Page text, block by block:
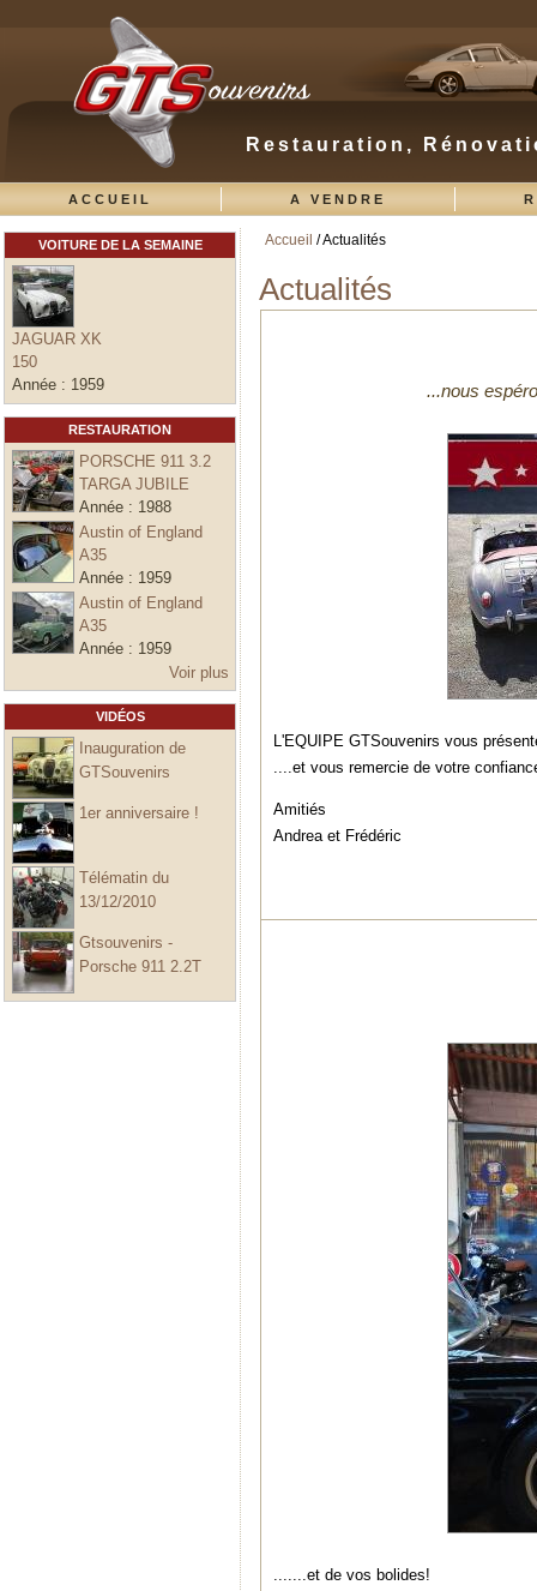
Restauration,
ACCUEIL A VENDRE
VOITURE DE LA SEMAINE
JAGUAR XK
150
Année : 1959
RESTAURATION
PORSCHE 911 3.2
TARGA JUBILE
Année : 1988
Austin of England
A35
Année : 1959
Austin of England
A35
Année : 1959
Voir plus
VIDÉOS
Inauguration de
GTSouvenirs
1er anniversaire !
Télématin du
13/12/2010
Gtsouvenirs -
Porsche 911 2.2T
Vous êtes ici
Accueil / Actualités
Actualités
...nous
L'EQUIPE GTSouvenirs vous
....et vous remercie de votre
Amitiés
Andrea et Frédéric
.......et de vos bolides!